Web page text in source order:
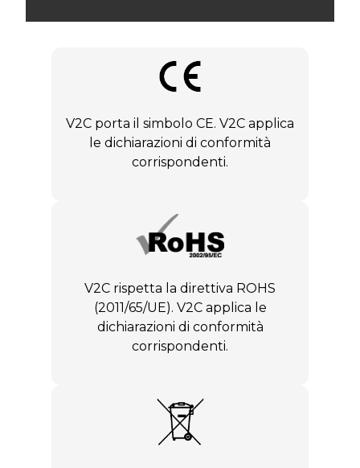
V2C porta il simbolo CE. V2C applica
le dichiarazioni di conformità
corrispondenti.
V2C rispetta la direttiva ROHS
(2011/65/UE). V2C applica le
dichiarazioni di conformità
corrispondenti.